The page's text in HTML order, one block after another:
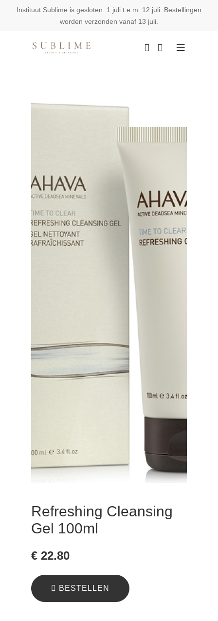
Instituut Sublime is gesloten: 1 juli t.e.m. 12 juli. Bestellingen
worden verzonden vanaf 13 juli.
Refreshing Cleansing
Gel 100ml
€ 22.80
BESTELLEN